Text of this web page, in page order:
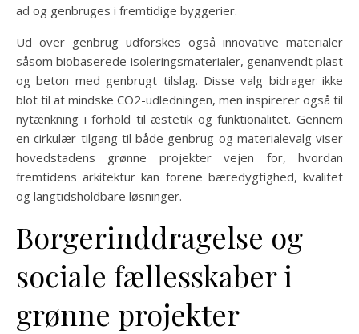
ad og genbruges i fremtidige byggerier.
Ud over genbrug udforskes også innovative materialer
såsom biobaserede isoleringsmaterialer, genanvendt plast
og beton med genbrugt tilslag. Disse valg bidrager ikke
blot til at mindske CO2-udledningen, men inspirerer også til
nytænkning i forhold til æstetik og funktionalitet. Gennem
en cirkulær tilgang til både genbrug og materialevalg viser
hovedstadens grønne projekter vejen for, hvordan
fremtidens arkitektur kan forene bæredygtighed, kvalitet
og langtidsholdbare løsninger.
Borgerinddragelse og
sociale fællesskaber i
grønne projekter